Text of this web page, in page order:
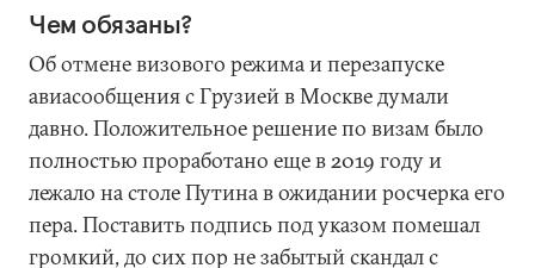
Чем обязаны?
Об отмене визового режима и перезапуске
авиасообщения с Грузией в Москве думали
давно. Положительное решение по визам было
полностью проработано еще в 2019 году и
лежало на столе Путина в ожидании росчерка его
пера. Поставить подпись под указом помешал
громкий, до сих пор не забытый скандал с